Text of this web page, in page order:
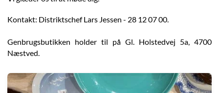
Kontakt: Distriktschef Lars Jessen - 28 12 07 00.
Genbrugsbutikken holder til på Gl. Holstedvej 5a, 4700
Næstved.